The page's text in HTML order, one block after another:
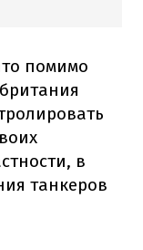
помимо
в
танкеров